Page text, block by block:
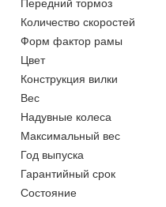
Передний тормоз
Количество скоростей
Форм фактор рамы
Цвет
Конструкция вилки
Вес
Надувные колеса
Максимальный вес
Год выпуска
Гарантийный срок
Состояние